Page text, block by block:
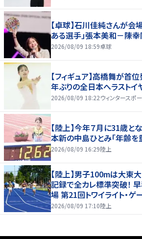
【卓球】石川佳純さんが会
ある選手」張本美和－陳
2026/08/09 18:59卓球
【フィギュア】高橋舞が首
年ぶりの全日本へラストイ
2026/08/09 18:22ウィンタースポ
【陸上】今年７月に31歳
本新の中島ひとみ「年齢を
2026/08/09 16:29陸上
【陸上】男子100mは大東
記録で全カレ標準突破！
場 第21回トワイライト・ゲ
2026/08/09 17:10陸上